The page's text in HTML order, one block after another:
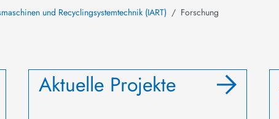
und Recyclingsystemtechnik (IART) Forschung
Aktuelle Projekte